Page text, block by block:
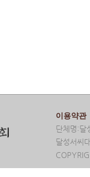
이용약관
단체명:
달성서씨